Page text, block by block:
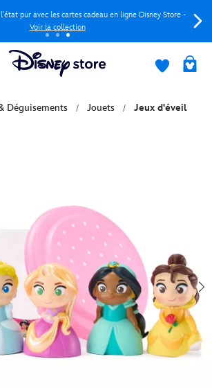
pur avec les cartes cadeau en ligne Disney Store -
Voir la collection
Déguisements Jouets Jeux d'éveil